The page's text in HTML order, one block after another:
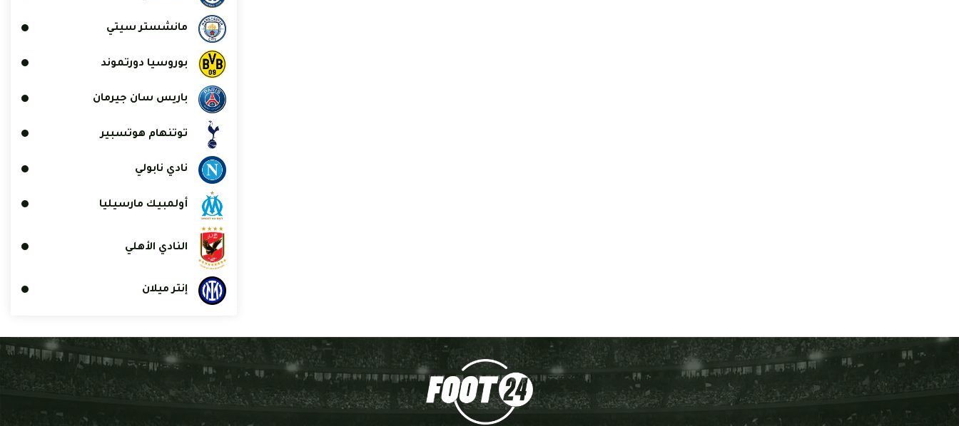
مانشستر سيتي
بوروسيا دورتموند
باريس سان جيرمان
توتنهام هوتسبير
نادي نابولي
أولمبيك مارسيليا
النادي الأهلي
إنتر ميلان